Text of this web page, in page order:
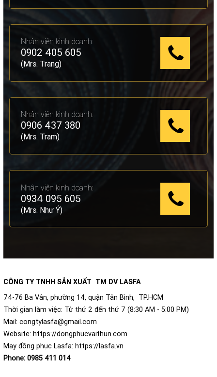
Nhân viên kinh doanh:
0902 405 605
(Mrs. Trang)
Nhân viên kinh doanh:
0906 437 380
(Mrs. Tram)
Nhân viên kinh doanh:
0934 095 605
(Mrs. Như Ý)
CÔNG TY TNHH SẢN XUẤT TM DV LASFA
74-76 Ba Vân, phường 14, quận Tân Bình, TP.HCM
Thời gian làm việc: Từ thứ 2 đến thứ 7 (8:30 AM - 5:00 PM)
Mail:congtylasfa@gmail.com
Website:https://dongphucvaithun.com
May đồng phục Lasfa:https://lasfa.vn
Phone:0985 411 014